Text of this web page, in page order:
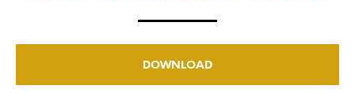
DOWNLOAD